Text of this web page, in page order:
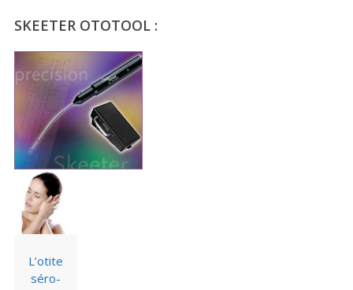
SKEETER OTOTOOL :
L’otite
séro-